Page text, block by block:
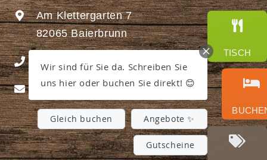
Am Klettergarten 7
82065 Baierbrunn
+49 (0) 89-7448840
info@hotelbuchenhain.de
TISCH
BUCHEN
Wir sind für Sie da. Schreiben Sie
uns hier oder buchen Sie direkt! 😊
Gleich buchen Angebote ✨
Gutscheine